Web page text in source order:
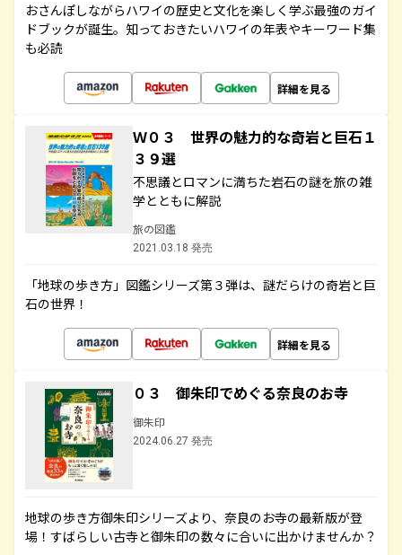
おさんぽしながらハワイの歴史と文化を楽しく学ぶ最強のガイ
ドブックが誕生。知っておきたいハワイの年表やキーワード集
も必読
詳細を見る
Ｗ０３ 世界の魅力的な奇岩と巨石１
３９選
不思議とロマンに満ちた岩石の謎を旅の雑
学とともに解説
旅の図鑑
2021.03.18 発売
「地球の歩き方」図鑑シリーズ第３弾は、謎だらけの奇岩と巨
石の世界！
詳細を見る
０３ 御朱印でめぐる奈良のお寺
御朱印
2024.06.27 発売
地球の歩き方御朱印シリーズより、奈良のお寺の最新版が登
場！すばらしい古寺と御朱印の数々に合いに出かけませんか？